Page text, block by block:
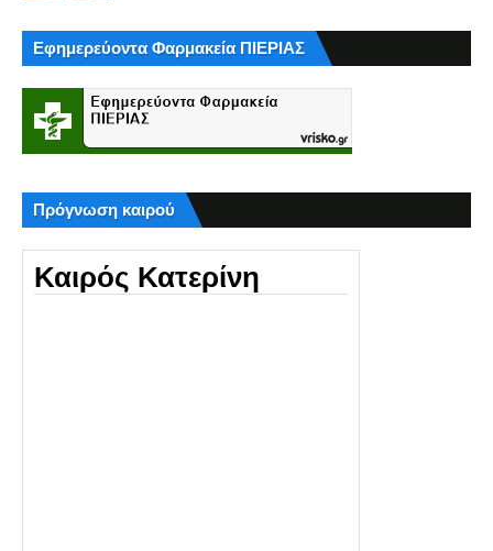
Εφημερεύοντα Φαρμακεία ΠΙΕΡΙΑΣ
Πρόγνωση καιρού
Καιρός Κατερίνη